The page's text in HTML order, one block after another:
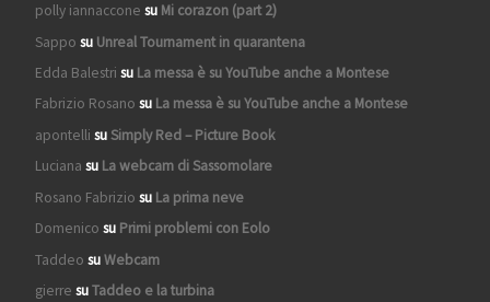
polly iannaccone su Mi corazon (part 2)
Sappo su Unreal Tournament in quarantena
Edda Balestri su La messa è su YouTube anche a Montese
Fabrizio Rosano su La messa è su YouTube anche a Montese
apontelli suSimply Red – Picture Book
Luciana su La webcam di Sassomolare
Rosano Fabrizio su La prima neve
Domenico su Primi problemi con Eolo
Taddeo suWebcam
gierre suTaddeo e la turbina